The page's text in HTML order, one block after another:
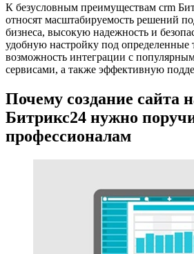
К безусловным преимуществам crm
относят масштабируемость решений
бизнеса, высокую надежность и
удобную настройку под определенные
возможность интеграции с
сервисами, а также эффективную
Почему создание сайта
Битрикс24 нужно
профессионалам